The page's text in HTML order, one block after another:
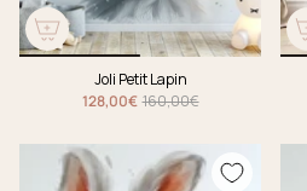
Joli Petit Lapin
128,00€ 160,00€